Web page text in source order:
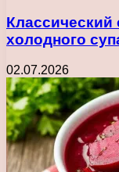
Классический
холодного
02.07.2026